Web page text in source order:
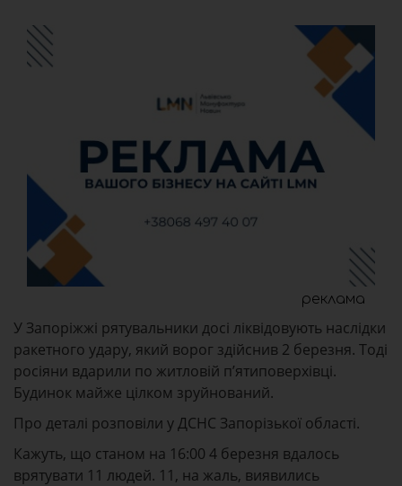
реклама
У Запоріжжі рятувальники досі ліквідовують наслідки
ракетного удару, який ворог здійснив 2 березня. Тоді
росіяни вдарили по житловій пʼятиповерхівці.
Будинок майже цілком зруйнований.
Про деталі розповіли у ДСНС Запорізької області.
Кажуть, що станом на 16:00 4 березня вдалось
врятувати 11 людей. 11, на жаль, виявились